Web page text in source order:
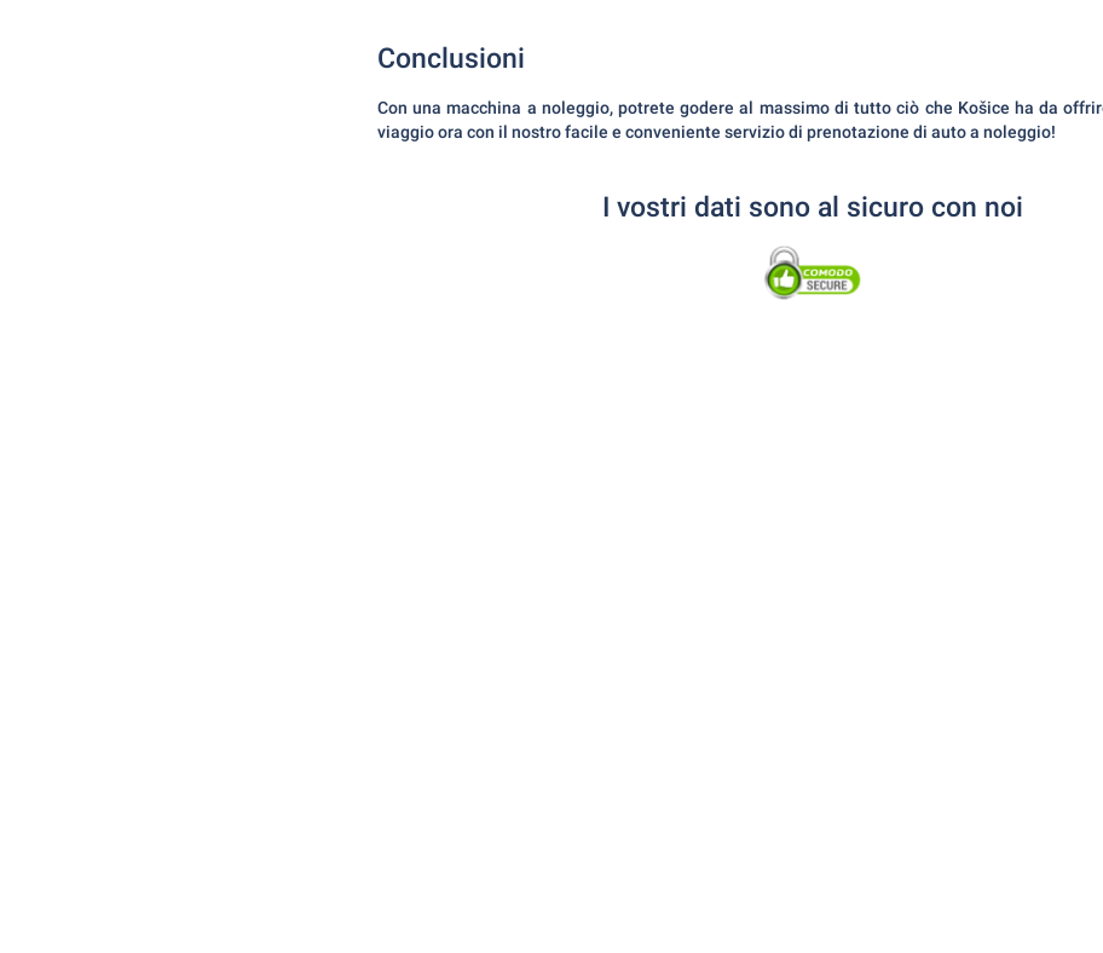
Conclusioni
Con una macchina a noleggio, potrete godere al massimo di tutto ciò che Košice ha da
viaggio ora con il nostro facile e conveniente servizio di prenotazione di auto a noleggio!
I vostri dati sono al sicuro con noi